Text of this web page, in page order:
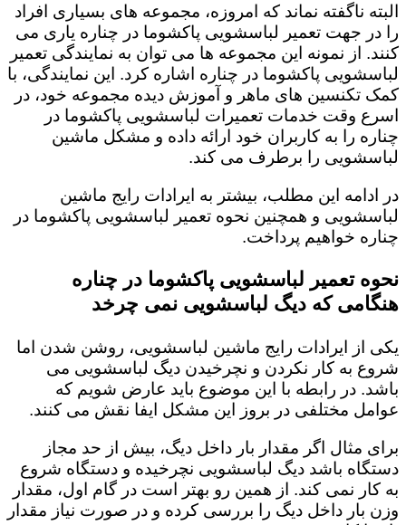
البته ناگفته نماند که امروزه، مجموعه های بسیاری افراد
را در جهت تعمیر لباسشویی پاکشوما در چناره یاری می
کنند. از نمونه این مجموعه ها می توان به نمایندگی تعمیر
لباسشویی پاکشوما در چناره اشاره کرد. این نمایندگی، با
کمک تکنسین های ماهر و آموزش دیده مجموعه خود، در
اسرع وقت خدمات تعمیرات لباسشویی پاکشوما در
چناره را به کاربران خود ارائه داده و مشکل ماشین
لباسشویی را برطرف می کند.
در ادامه این مطلب، بیشتر به ایرادات رایج ماشین
لباسشویی و همچنین نحوه تعمیر لباسشویی پاکشوما در
چناره خواهیم پرداخت.
نحوه تعمیر لباسشویی پاکشوما در چناره
هنگامی که دیگ لباسشویی نمی چرخد
یکی از ایرادات رایج ماشین لباسشویی، روشن شدن اما
شروع به کار نکردن و نچرخیدن دیگ لباسشویی می
باشد. در رابطه با این موضوع باید عارض شویم که
عوامل مختلفی در بروز این مشکل ایفا نقش می کنند.
برای مثال اگر مقدار بار داخل دیگ، بیش از حد مجاز
دستگاه باشد دیگ لباسشویی نچرخیده و دستگاه شروع
به کار نمی کند. از همین رو بهتر است در گام اول، مقدار
وزن بار داخل دیگ را بررسی کرده و در صورت نیاز مقدار